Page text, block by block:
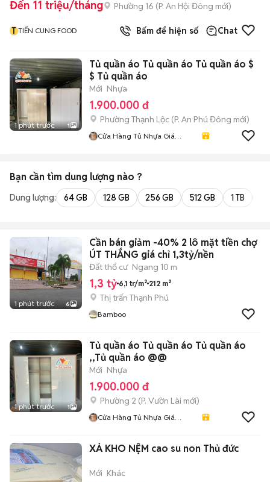
Đến 11 triệu/tháng Phường 16 (P. An Hội Đông mới)
T TIẾN CUNG FOOD Bấm để hiện số Chat
1 phút trước 1
Tủ quần áo Tủ quần áo Tủ quần áo $
$ Tủ quần áo
Mới Nhựa
1.900.000 đ
Phường Thạnh Lộc (P. An Phú Đông mới)
Cửa Hàng Tủ Nhựa Giá
Bạn cần tìm dung lượng nào ?
Dung lượng: 64 GB 128 GB 256 GB 512 GB 1 TB
1 phút trước 6
Cần bán giảm -40% 2 lô mặt tiền chợ
ÚT THẮNG giá chỉ 1,3tỷ/nền
Đất thổ cư Ngang 10 m
1,3 tỷ 6,1 tr/m² 212 m²
Thị trấn Thạnh Phú
Bamboo
1 phút trước 1
Tủ quần áo Tủ quần áo Tủ quần áo
,,Tủ quần áo @@
Mới Nhựa
1.900.000 đ
Phường 2 (P. Vườn Lài mới)
Cửa Hàng Tủ Nhựa Giá
XẢ KHO NỆM cao su non Thủ đức
Mới Khác